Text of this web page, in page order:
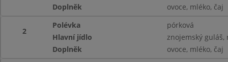
Doplněk
ovoce, mléko, čaj
2
Polévka
pórková
Hlavní jídlo
znojemský guláš,
Doplněk
ovoce, mléko, čaj